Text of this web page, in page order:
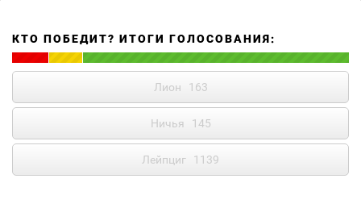
КТО ПОБЕДИТ? ИТОГИ ГОЛОСОВАНИЯ:
Лион 163
Ничья 145
Лейпциг 1139